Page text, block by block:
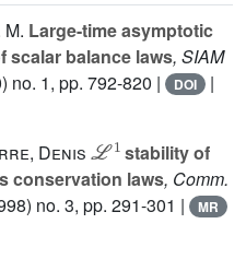
Large-time asymptotic
scalar balance laws, SIAM
no. 1, pp. 792-820 | DOI |
Denis
ℒ1
stability of
conservation laws, Comm.
no. 3, pp. 291-301 | MR